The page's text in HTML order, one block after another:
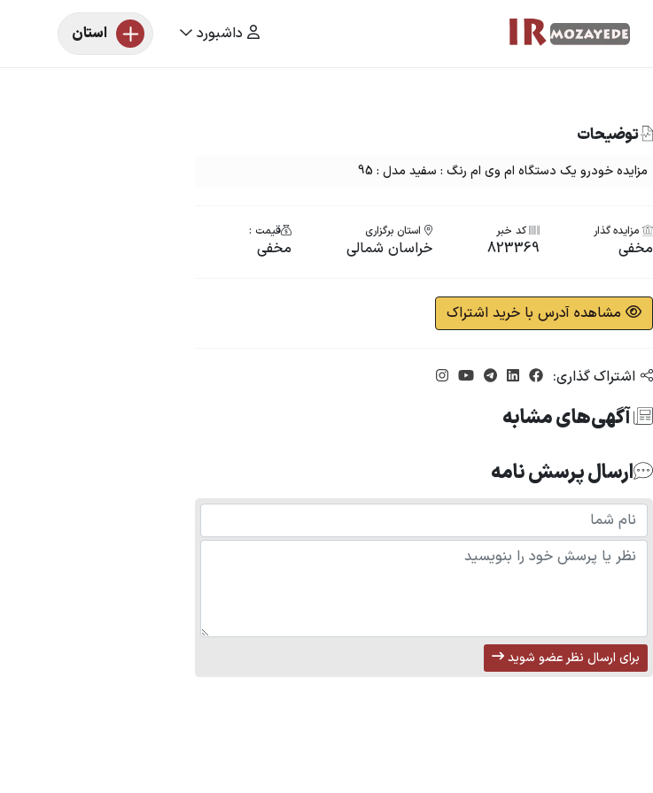
داشبورد استان
توضیحات
مزایده خودرو یک دستگاه ام وی ام رنگ : سفید مدل : 95
مزایده گذار
مخفی
کد خبر
823369
استان برگزاری
خراسان شمالی
قیمت :
مخفی
مشاهده آدرس با خرید اشتراک
اشتراک گذاری:
آگهی‌های مشابه
ارسال پرسش نامه
برای ارسال نظر عضو شوید